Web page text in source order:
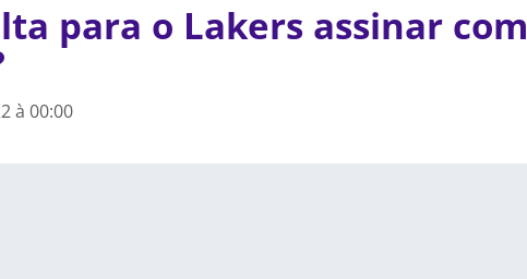
para o Lakers assinar com
à 00:00